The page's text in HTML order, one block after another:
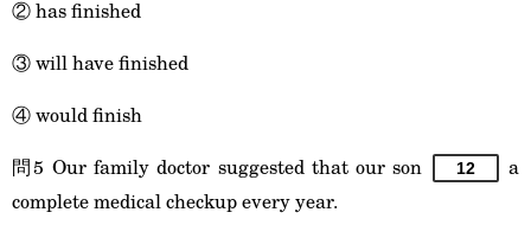
② has finished
③ will have finished
④ would finish
問5 Our family doctor suggested that our son
12
a
complete medical checkup every year.